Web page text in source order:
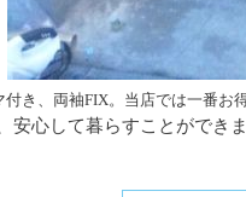
付き、両袖FIX。当店では一番お
安心して暮らすことができま